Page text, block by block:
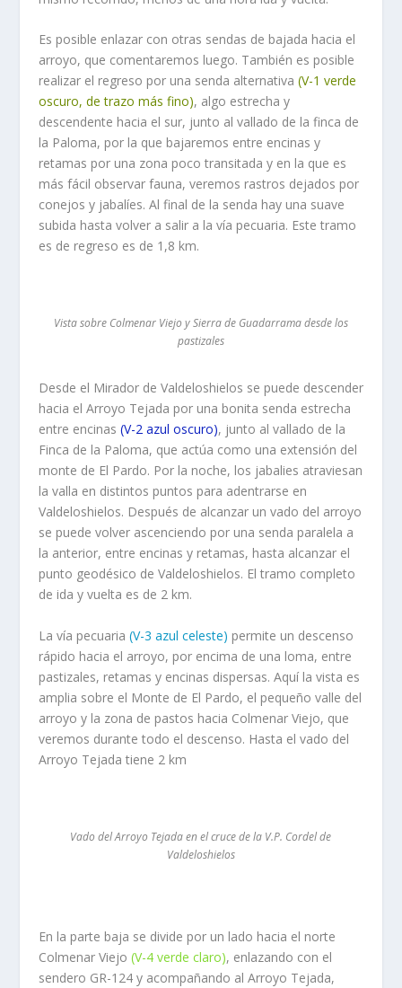
Es posible enlazar con otras sendas de bajada hacia el
arroyo, que comentaremos luego. También es posible
realizar el regreso por una senda alternativa (V-1 verde
oscuro, de trazo más fino), algo estrecha y
descendente hacia el sur, junto al vallado de la finca de
la Paloma, por la que bajaremos entre encinas y
retamas por una zona poco transitada y en la que es
más fácil observar fauna, veremos rastros dejados por
conejos y jabalíes. Al final de la senda hay una suave
subida hasta volver a salir a la vía pecuaria. Este tramo
es de regreso es de 1,8 km.
Vista sobre Colmenar Viejo y Sierra de Guadarrama desde los
pastizales
Desde el Mirador de Valdeloshielos se puede descender
hacia el Arroyo Tejada por una bonita senda estrecha
entre encinas (V-2 azul oscuro), junto al vallado de la
Finca de la Paloma, que actúa como una extensión del
monte de El Pardo. Por la noche, los jabalies atraviesan
la valla en distintos puntos para adentrarse en
Valdeloshielos. Después de alcanzar un vado del arroyo
se puede volver ascenciendo por una senda paralela a
la anterior, entre encinas y retamas, hasta alcanzar el
punto geodésico de Valdeloshielos. El tramo completo
de ida y vuelta es de 2 km.
La vía pecuaria (V-3 azul celeste) permite un descenso
rápido hacia el arroyo, por encima de una loma, entre
pastizales, retamas y encinas dispersas. Aquí la vista es
amplia sobre el Monte de El Pardo, el pequeño valle del
arroyo y la zona de pastos hacia Colmenar Viejo, que
veremos durante todo el descenso. Hasta el vado del
Arroyo Tejada tiene 2 km
Vado del Arroyo Tejada en el cruce de la V.P. Cordel de
Valdeloshielos
En la parte baja se divide por un lado hacia el norte
Colmenar Viejo (V-4 verde claro), enlazando con el
sendero GR-124 y acompañando al Arroyo Tejada,